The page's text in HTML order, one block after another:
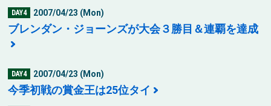
DAY4 2007/04/23 (Mon)
ブレンダン・ジョーンズが大会３勝目＆連覇を達成
DAY4 2007/04/23 (Mon)
今季初戦の賞金王は25位タイ